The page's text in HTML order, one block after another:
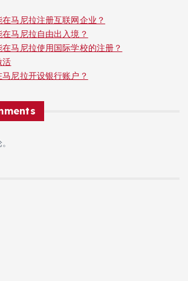
马尼拉注册互联网企业？
马尼拉自由出入境？
马尼拉使用国际学校的注册？
活
尼拉开设银行账户？